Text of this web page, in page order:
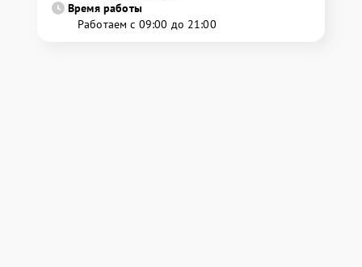
Время работы
Работаем с 09:00 до 21:00